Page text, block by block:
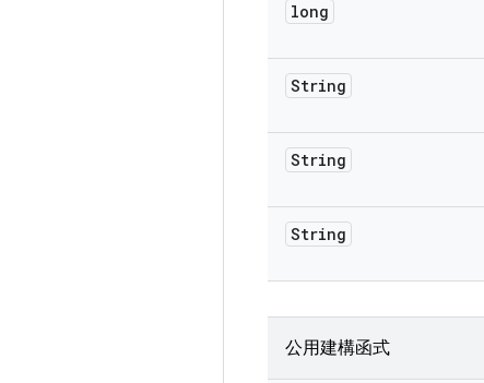
long
String
String
String
公用建構函式